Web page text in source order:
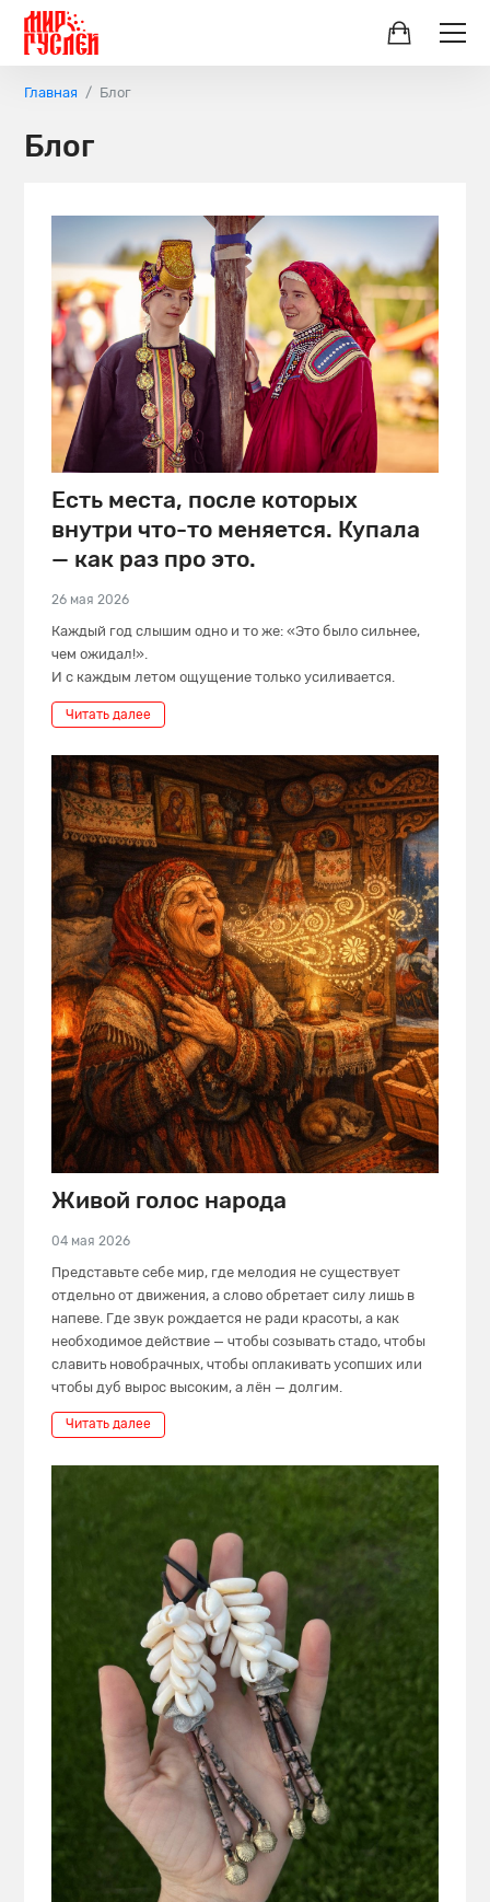
Главная Блог
Блог
Есть места, после которых
внутри что-то меняется. Купала
— как раз про это.
26 мая 2026
Каждый год слышим одно и то же: «Это было сильнее,
чем ожидал!».
И с каждым летом ощущение только усиливается.
Читать далее
Живой голос народа
04 мая 2026
Представьте себе мир, где мелодия не существует
отдельно от движения, а слово обретает силу лишь в
напеве. Где звук рождается не ради красоты, а как
необходимое действие — чтобы созывать стадо, чтобы
славить новобрачных, чтобы оплакивать усопших или
чтобы дуб вырос высоким, а лён — долгим.
Читать далее